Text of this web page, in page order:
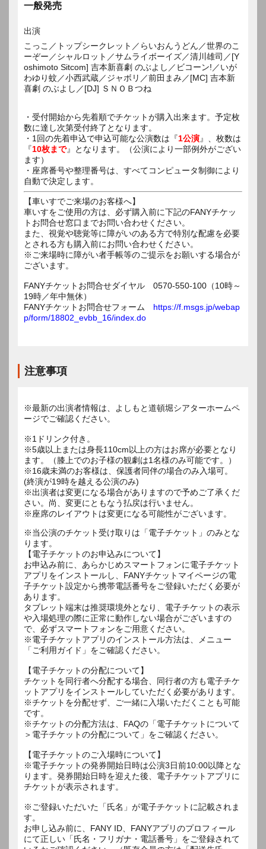
一般発売
出演
こっこ／トップシークレット／らいおんうどん／世界のこ
ーぞー／シャルロット／サムライボーイズ／清川雄司／[Y
oshimoto Sitcom] 吉本新喜劇 のぶよし／ビコーン!／いが
わゆり蚊／小西武蔵／ジャボリ／前田まみ／[MC] 吉本新
喜劇 のぶよし／[DJ] ＳＮＯＢつね
・受付開始から先着順でチケットが購入出来ます。予定枚
数に達し次第受付終了となります。
・1回の先着申込で申込可能な公演数は『1公演』、枚数は
『10枚まで』となります。（公演により一部例外がござい
ます）
・座席番号や整理番号は、すべてコンピュータ制御により
自動で決定します。
【車いすでご来場のお客様へ】
車いすをご使用の方は、必ず購入前に下記のFANYチケッ
トお問合せ窓口までお問い合わせください。
また、視覚や聴覚等に障がいのある方で特別な配慮を必要
とされる方も購入前にお問い合わせください。
※ご来場時に障がい者手帳等のご提示をお願いする場合が
ございます。
FANYチケットお問合せダイヤル 0570-550-100（10時～
19時／年中無休）
FANYチケットお問合せフォーム https://f.msgs.jp/webap
p/form/18802_evbb_16/index.do
注意事項
※最新の出演者情報は、よしもと道頓堀シアターホームペ
ージでご確認ください。
※1ドリンク付き。
※5歳以上または身長110cm以上の方はお席が必要となり
ます。（膝上でのお子様の観劇は1名様のみ可能です。）
※16歳未満のお客様は、保護者同伴の場合のみ入場可。
(終演が19時を越える公演のみ)
※出演者は変更になる場合がありますので予めご了承くだ
さい。尚、変更にともなう払戻は行いません。
※座席のレイアウトは変更になる可能性がございます。
※当公演のチケット受け取りは「電子チケット」のみとな
ります。
【電子チケットのお申込みについて】
お申込み前に、あらかじめスマートフォンに電子チケット
アプリをインストールし、FANYチケットマイページの電
子チケット設定から携帯電話番号をご登録いただく必要が
あります。
タブレット端末は推奨環境外となり、電子チケットの表示
や入場処理の際に正常に動作しない場合がございますの
で、必ずスマートフォンをご用意ください。
※電子チケットアプリのインストール方法は、メニュー
「ご利用ガイド」をご確認ください。
【電子チケットの分配について】
チケットを同行者へ分配する場合、同行者の方も電子チケ
ットアプリをインストールしていただく必要があります。
※チケットを分配せず、ご一緒に入場いただくことも可能
です。
※チケットの分配方法は、FAQの「電子チケットについて
＞電子チケットの分配について」をご確認ください。
【電子チケットのご入場時について】
※電子チケットの発券開始日時は公演3日前10:00以降とな
ります。発券開始日時を迎えた後、電子チケットアプリに
チケットが表示されます。
※ご登録いただいた「氏名」が電子チケットに記載されま
す。
お申し込み前に、FANY ID、FANYアプリのプロフィール
にて正しい「氏名・フリガナ・電話番号」をご登録されて